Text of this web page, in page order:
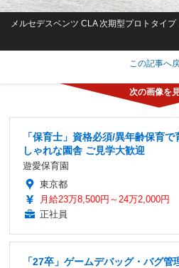
メルセデスベンツ CLA 次期型プロトタイプ
この記事へ
「保育士」資格必須/異年齢保育
しゃれな園舎 ご見学大歓迎
遊愛保育園
東京都
月給23万8,500円～24万2,000円
正社員
「27卒」ゲームデバッグ・バグ